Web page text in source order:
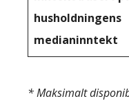
husholdningens
medianinntekt
* Maksimalt